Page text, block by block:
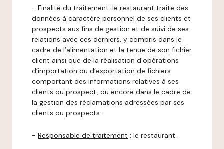
- Finalité du traitement: le restaurant traite des
données à caractère personnel de ses clients et
prospects aux fins de gestion et de suivi de ses
relations avec ces derniers, y compris dans le
cadre de l’alimentation et la tenue de son fichier
client ainsi que de la réalisation d’opérations
d’importation ou d’exportation de fichiers
comportant des informations relatives à ses
clients ou prospect, ou encore dans le cadre de
la gestion des réclamations adressées par ses
clients ou prospects.
- Responsable de traitement : le restaurant.